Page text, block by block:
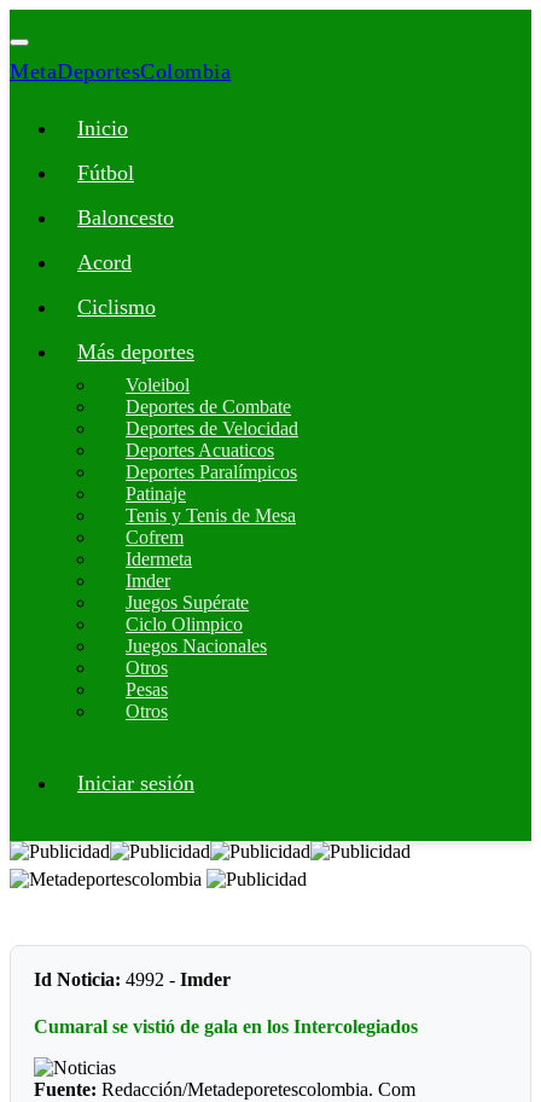
MetaDeportesColombia
Inicio
Fútbol
Baloncesto
Acord
Ciclismo
Más deportes
Voleibol
Deportes de Combate
Deportes de Velocidad
Deportes Acuaticos
Deportes Paralímpicos
Patinaje
Tenis y Tenis de Mesa
Cofrem
Idermeta
Imder
Juegos Supérate
Ciclo Olimpico
Juegos Nacionales
Otros
Pesas
Otros
Iniciar sesión
Id Noticia: 4992 -Imder
Cumaral se vistió de gala en los Intercolegiados
Fuente: Redacción/Metadeporetescolombia. Com